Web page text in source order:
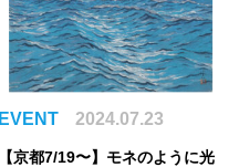
EVENT 2024.07.23
【京都7/19〜】モネのように光